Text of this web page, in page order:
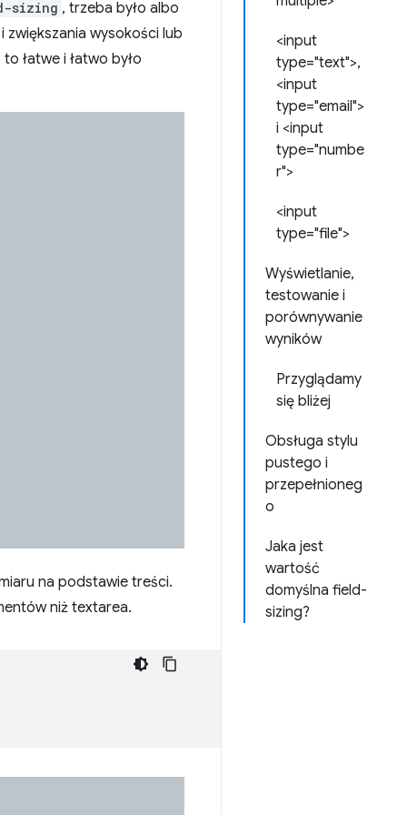
<input
type="text">,
<input
type="email">
i <input
type="numbe
r">
<input
type="file">
Wyświetlanie,
testowanie i
porównywanie
wyników
Przyglądamy
się bliżej
Obsługa stylu
pustego i
przepełnioneg
o
Jaka jest
wartość
domyślna field-
sizing?
sizing , trzeba było albo
wysokości lub
łatwe i łatwo było
na podstawie treści.
niż textarea.